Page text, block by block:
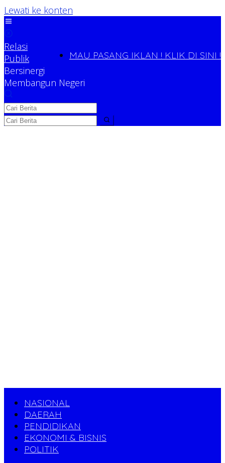
Lewati ke konten
MAU PASANG IKLAN ! KLIK DI SINI !
Relasi
Publik
Bersinergi
Membangun Negeri
NASIONAL
DAERAH
PENDIDIKAN
EKONOMI & BISNIS
POLITIK